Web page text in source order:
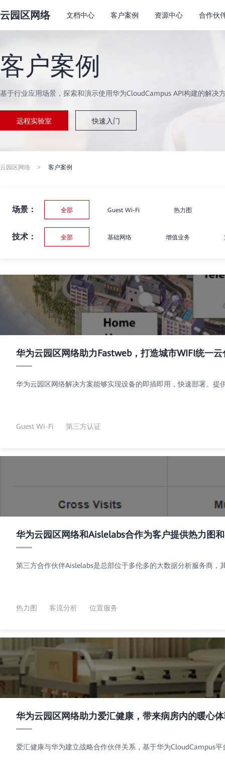
云园区网络 文档中心 客户案例 资源中心 合作伙
客户案例
基于行业应用场景，探索和演示使用华为CloudCampus API构建的解决
远程实验室 快速入门
云园区网络 > 客户案例
场景： 全部 Guest Wi-Fi 热力图
技术： 全部 基础网络 增值业务
华为云园区网络助力Fastweb，打造城市WIFI统一云
华为云园区网络解决方案能够实现设备的即插即用，快速部署。
Guest Wi-Fi 第三方认证
华为云园区网络和Aislelabs合作为客户提供热力图
第三方合作伙伴Aislelabs是总部位于多伦多的大数据分析服务商
热力图 客流分析 位置服务
华为云园区网络助力爱汇健康，带来病房内的暖心
爱汇健康与华为建立战略合作伙伴关系，基于华为CloudCampus